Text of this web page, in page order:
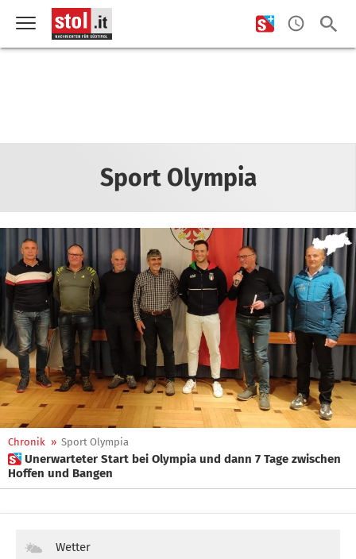
Sport Olympia
Chronik » Sport Olympia
 Unerwarteter Start bei Olympia und dann 7 Tage zwischen
Hoffen und Bangen
Wetter